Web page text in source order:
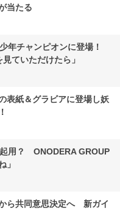
当たる
年チャンピオンに登場！
ていただけたら」
表紙＆グラビアに登場し妖
用？ ONODERA GROUP
」
ら共同意思決定へ 新ガイ